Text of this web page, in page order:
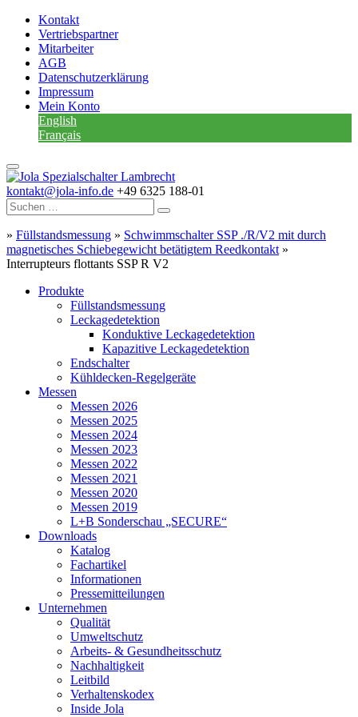
Kontakt
Vertriebspartner
Mitarbeiter
AGB
Datenschutzerklärung
Impressum
Mein Konto
English
Français
kontakt@jola-info.de +49 6325 188-01
» Füllstandsmessung » Schwimmschalter SSP ./R/V2 mit durch
magnetisches Schiebegewicht betätigtem Reedkontakt »
Interrupteurs flottants SSP R V2
Produkte
Füllstandsmessung
Leckagedetektion
Konduktive Leckagedetektion
Kapazitive Leckagedetektion
Endschalter
Kühldecken-Regelgeräte
Messen
Messen 2026
Messen 2025
Messen 2024
Messen 2023
Messen 2022
Messen 2021
Messen 2020
Messen 2019
L+B Sonderschau „SECURE“
Downloads
Katalog
Fachartikel
Informationen
Pressemitteilungen
Unternehmen
Qualität
Umweltschutz
Arbeits- & Gesundheitsschutz
Nachhaltigkeit
Leitbild
Verhaltenskodex
Inside Jola